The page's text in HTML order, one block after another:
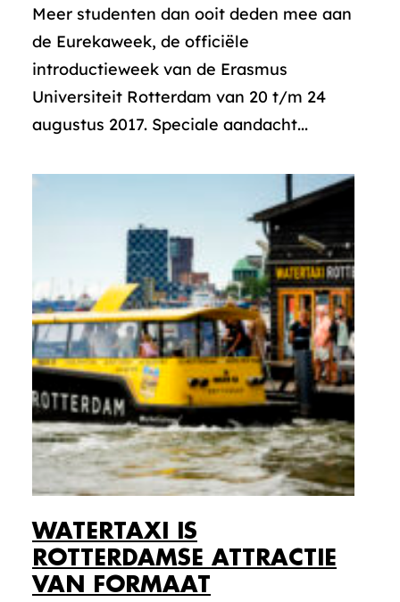
Meer studenten dan ooit deden mee aan
de Eurekaweek, de officiële
introductieweek van de Erasmus
Universiteit Rotterdam van 20 t/m 24
augustus 2017. Speciale aandacht...
WATERTAXI IS
ROTTERDAMSE ATTRACTIE
VAN FORMAAT